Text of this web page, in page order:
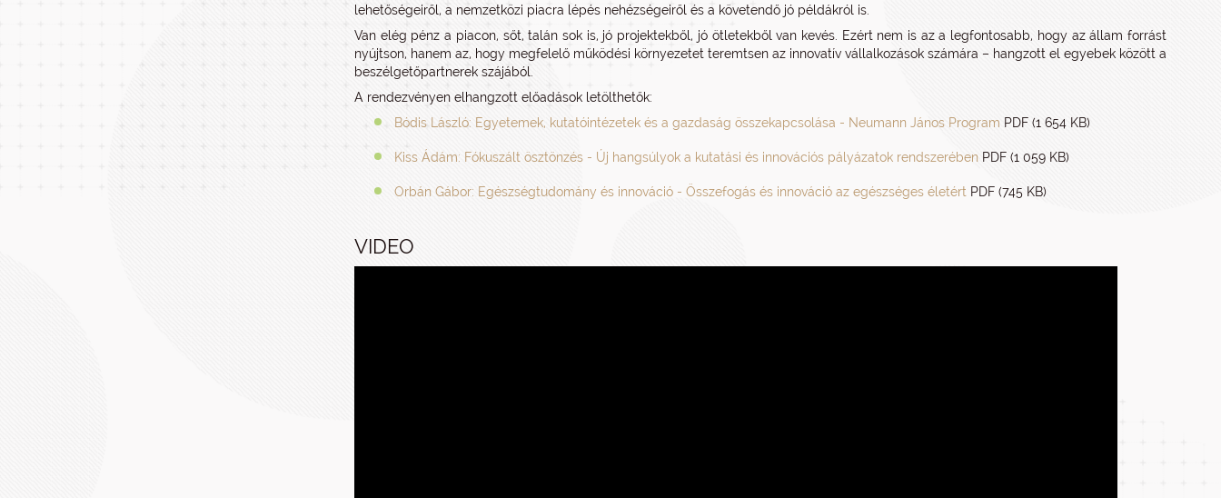
lehetőségeiről, a nemzetközi piacra lépés nehézségeiről és a követendő jó példákról is.
Van elég pénz a piacon, sőt, talán sok is, jó projektekből, jó ötletekből van kevés. Ezért nem is az a legfontosabb, hogy az állam forrást
nyújtson, hanem az, hogy megfelelő működési környezetet teremtsen az innovatív vállalkozások számára – hangzott el egyebek között a
beszélgetőpartnerek szájából.
A rendezvényen elhangzott előadások letölthetők:
Bódis László: Egyetemek, kutatóintézetek és a gazdaság összekapcsolása - Neumann János Program PDF (1 654 KB)
Kiss Ádám: Fókuszált ösztönzés - Új hangsúlyok a kutatási és innovációs pályázatok rendszerében PDF (1 059 KB)
Orbán Gábor: Egészségtudomány és innováció - Összefogás és innováció az egészséges életért PDF (745 KB)
VIDEO